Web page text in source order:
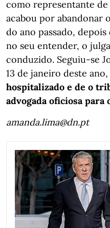
como representante de
acabou por abandonar
do ano passado,
no seu entender, o
conduzido. Seguiu-se
13 de janeiro deste ano,
hospitalizado e de o
advogada oficiosa
amanda.lima@dn.pt